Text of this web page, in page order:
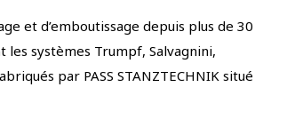
et d’emboutissage depuis plus de 30
les systèmes Trumpf, Salvagnini,
par PASS STANZTECHNIK situé